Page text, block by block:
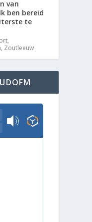
van
ben bereid
te
,
, Zoutleeuw
TrudoFM